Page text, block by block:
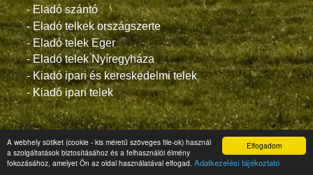
Elfogadom
A webhely sütiket (cookie - kis méretű szöveges file-ok) használ
a szolgáltatások biztosításához és a felhasználói élmény
fokozásához, amelyet Ön az oldal használatával elfogad. Adatkezelési tájékoztató
- Eladó szántó
- Eladó telkek országszerte
- Eladó telek Eger
- Eladó telek Nyíregyháza
- Kiadó ipari és kereskedelmi telek
- Kiadó ipari telek
Eladó építési telkek, üdülő vagy hétvégi telek, ipari telek.
Oldaltérkép